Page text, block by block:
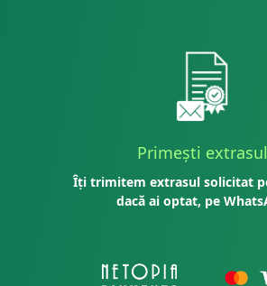
Primești extrasul
Îți trimitem extrasul solicitat
dacă ai optat, pe